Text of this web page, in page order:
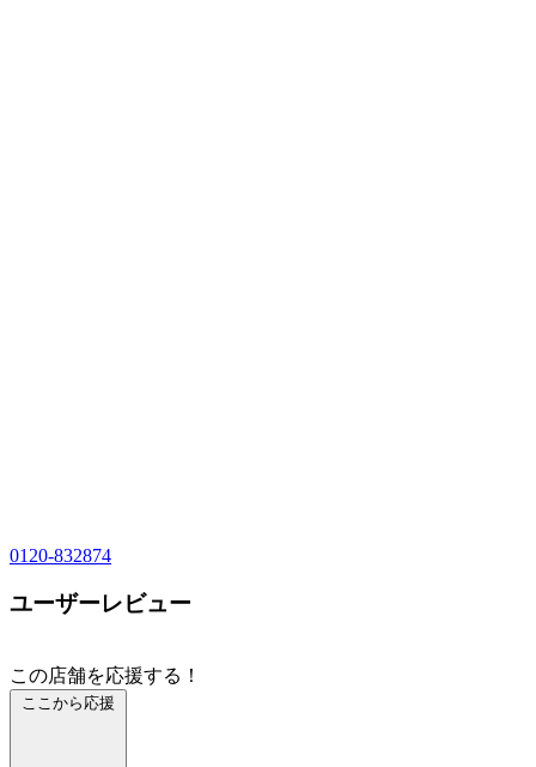
0120-832874
ユーザーレビュー
この店舗を応援する！
ここから応援